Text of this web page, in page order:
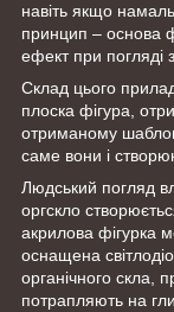
навіть якщо
принцип – основа
ефект при погляді
Склад цього
плоска фігура,
отриманому
саме вони і
Людський погляд
оргскло
акрилова фігурка
оснащена
органічного скла,
потрапляють на